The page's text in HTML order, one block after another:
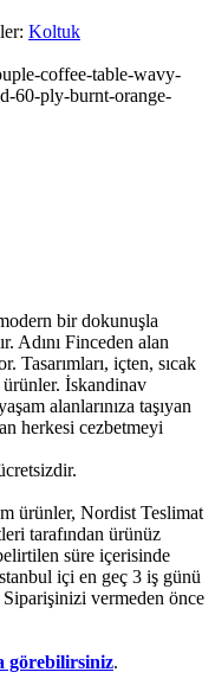
Koltuk
bir dokunuşla
Adını Finceden alan
Tasarımları, içten, sıcak
İskandinav
alanlarınıza taşıyan
herkesi cezbetmeyi
ürünler, Nordist Teslimat
tarafından ürünüz
süre içerisinde
içi en geç 3 iş günü
Siparişinizi vermeden önce
görebilirsiniz.